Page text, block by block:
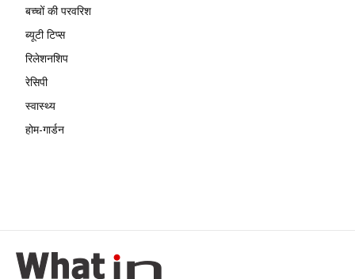
बच्चों की परवरिश
ब्यूटी टिप्स
रिलेशनशिप
रेसिपी
स्वास्थ्य
होम-गार्डन